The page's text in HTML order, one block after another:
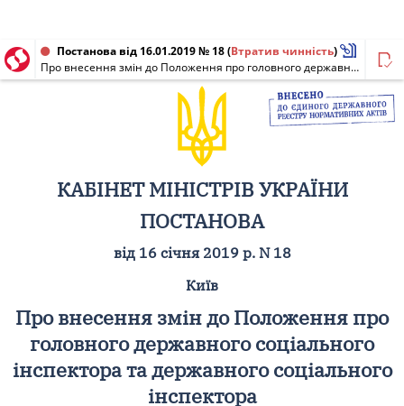
Постанова від 16.01.2019 № 18(Втратив чинність)
Про внесення змін до Положення про головного державного соціального інспектора та державного соціального інспектора